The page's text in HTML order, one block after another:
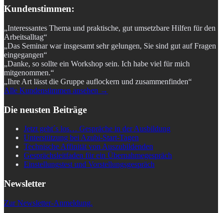
Kundenstimmen:
„Interessantes Thema und praktische, gut umsetzbare Hilfen für den
Arbeitsalltag“
„Das Seminar war insgesamt sehr gelungen, Sie sind gut auf Fragen
eingegangen“
„Danke, so sollte ein Workshop sein. Ich habe viel für mich
mitgenommen.“
„Ihre Art lässt die Gruppe auflockern und zusammenfinden“
Alle Kundenstimmen ansehen →
Die neusten Beiträge
Jetzt geht´s los… Gespräche in der Ausbildung
Unterstützung bei Azubi-Start-Tagen
Technische Affinität von Auszubildenden
Gesprächsleitfaden für ein Übernahmegespräch
Einstellungstest und Vorstellungsgespräch
Newsletter
Zur Newsletter-Anmeldung.